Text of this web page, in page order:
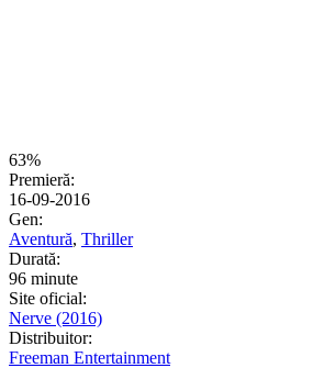
63%
Premieră:
16-09-2016
Gen:
Aventură, Thriller
Durată:
96 minute
Site oficial:
Nerve (2016)
Distribuitor:
Freeman Entertainment